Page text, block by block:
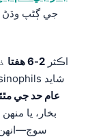
DRESS syndrome اڪثر 2-6 هفتا